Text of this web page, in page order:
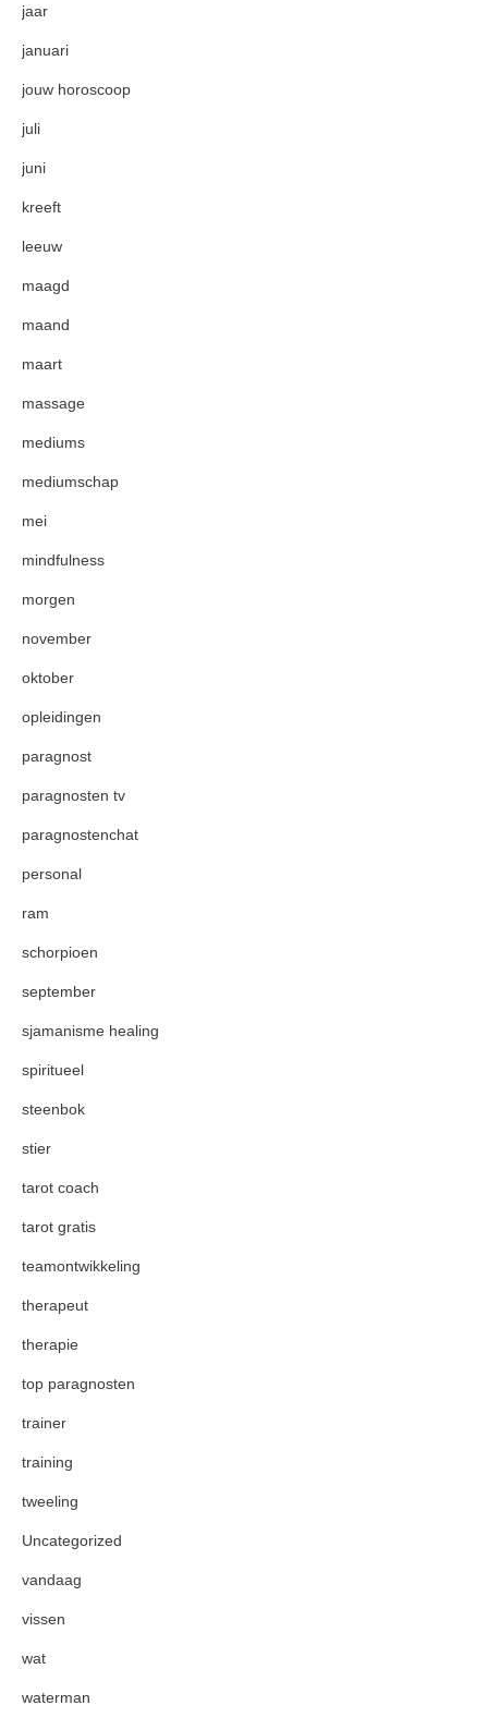
jaar
januari
jouw horoscoop
juli
juni
kreeft
leeuw
maagd
maand
maart
massage
mediums
mediumschap
mei
mindfulness
morgen
november
oktober
opleidingen
paragnost
paragnosten tv
paragnostenchat
personal
ram
schorpioen
september
sjamanisme healing
spiritueel
steenbok
stier
tarot coach
tarot gratis
teamontwikkeling
therapeut
therapie
top paragnosten
trainer
training
tweeling
Uncategorized
vandaag
vissen
wat
waterman